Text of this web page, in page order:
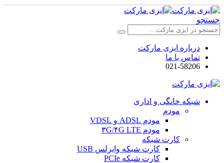
جستجو
درباره ایزی مارکت
تماس با ما
021-58206
شبکه خانگی و اداری
مودم
مودم ADSL و VDSL
مودم ۳G/۴G LTE
کارت شبکه
کارت شبکه وایرلس USB
کارت شبکه PCIe